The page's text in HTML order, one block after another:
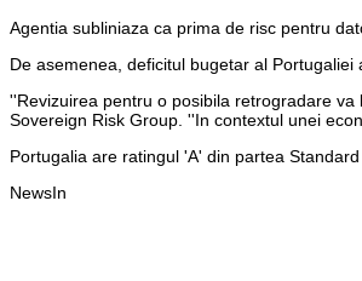
Agentia subliniaza ca prima de risc pentru
De asemenea, deficitul bugetar al
''Revizuirea pentru o posibila retrogradare
Sovereign Risk Group. ''In contextul unei
Portugalia are ratingul 'A' din partea
NewsIn